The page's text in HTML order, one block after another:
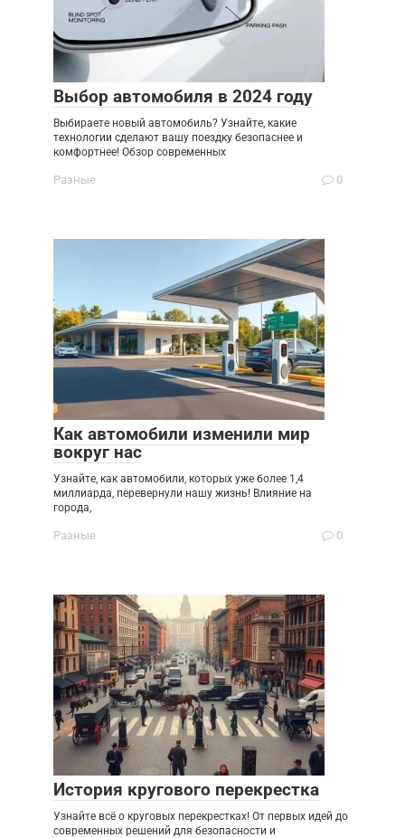
Выбор автомобиля в 2024 году
Выбираете новый автомобиль? Узнайте, какие
технологии сделают вашу поездку безопаснее и
комфортнее! Обзор современных
Разные 0
Как автомобили изменили мир
вокруг нас
Узнайте, как автомобили, которых уже более 1,4
миллиарда, перевернули нашу жизнь! Влияние на
города,
Разные 0
История кругового перекрестка
Узнайте всё о круговых перекрестках! От первых идей до
современных решений для безопасности и